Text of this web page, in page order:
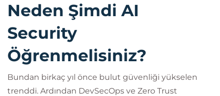
Neden Şimdi AI
Security
Öğrenmelisiniz?
Bundan birkaç yıl önce bulut güvenliği yükselen
trenddi. Ardından DevSecOps ve Zero Trust